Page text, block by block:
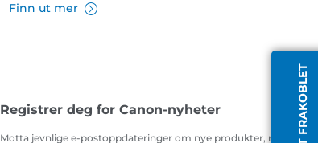
Finn ut mer
Registrer deg for Canon-nyheter
Motta jevnlige e-postoppdateringer om nye produkter, nyttige